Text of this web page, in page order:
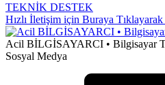
TEKNİK DESTEK
Hızlı İletişim için Buraya
Acil BİLGİSAYARCI • Bilgisayar
Sosyal Medya